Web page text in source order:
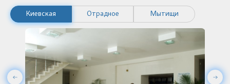
Киевская Отрадное Мытищи